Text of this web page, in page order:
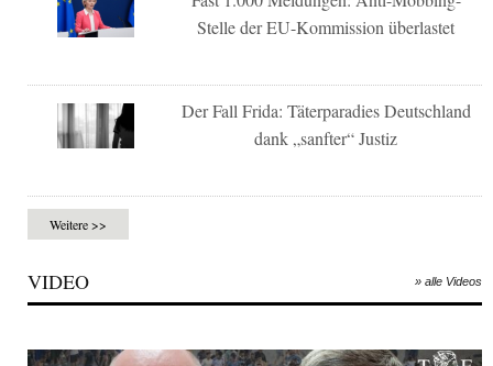
Stelle der EU-Kommission überlastet
Der Fall Frida: Täterparadies Deutschland
dank „sanfter“ Justiz
Weitere >>
VIDEO » alle Videos